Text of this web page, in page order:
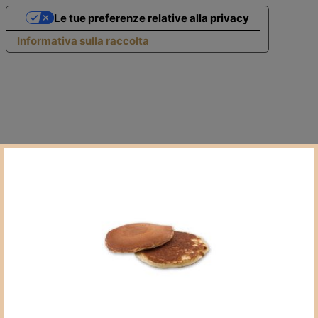
Informativa sulla raccolta
Le tue preferenze relative alla privacy